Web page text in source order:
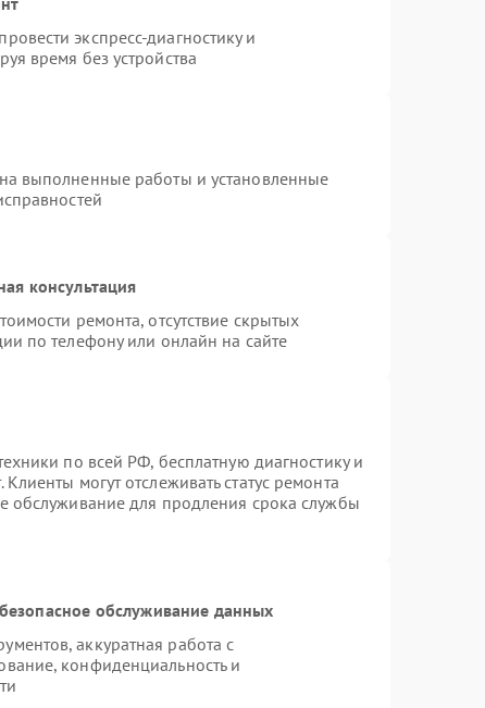
экспресс-диагностику и
время без устройства
выполненные работы и установленные
консультация
ремонта, отсутствие скрытых
по телефону или онлайн на сайте
по всей РФ, бесплатную диагностику и
могут отслеживать статус ремонта
обслуживание для продления срока службы
обслуживание данных
аккуратная работа с
конфиденциальность и